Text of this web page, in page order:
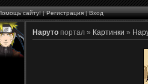
сайту!|Регистрация|Вход
Наруто портал » Картинки »